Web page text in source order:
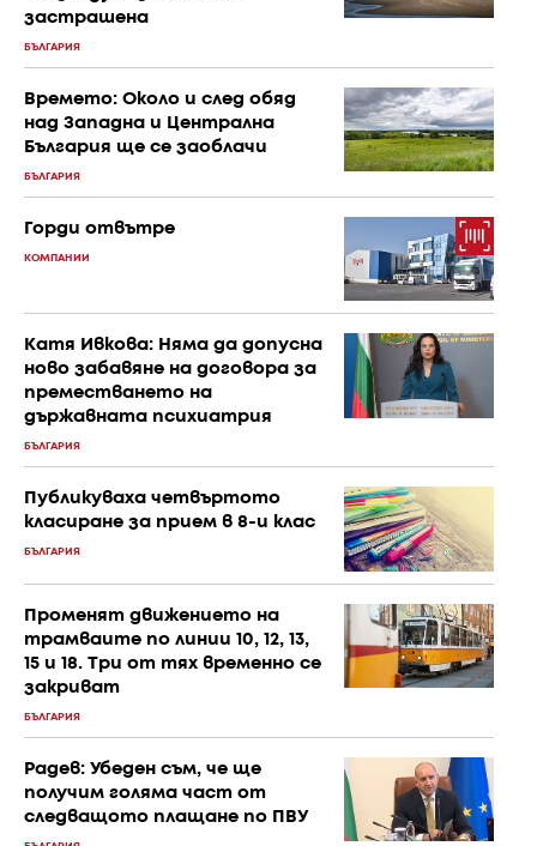
застрашена
БЪЛГАРИЯ
Времето: Около и след обяд
над Западна и Централна
България ще се заоблачи
БЪЛГАРИЯ
Горди отвътре
КОМПАНИИ
Катя Ивкова: Няма да допусна
ново забавяне на договора за
преместването на
държавната психиатрия
БЪЛГАРИЯ
Публикуваха четвъртото
класиране за прием в 8-и клас
БЪЛГАРИЯ
Променят движението на
трамваите по линии 10, 12, 13,
15 и 18. Три от тях временно се
закриват
БЪЛГАРИЯ
Радев: Убеден съм, че ще
получим голяма част от
следващото плащане по ПВУ